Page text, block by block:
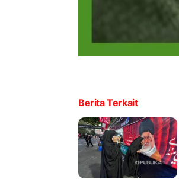
Berita Terkait